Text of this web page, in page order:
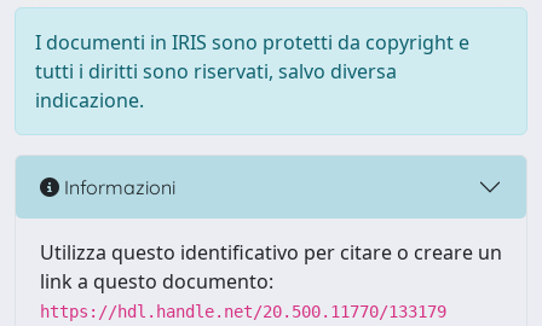
I documenti in IRIS sono protetti da copyright e
tutti i diritti sono riservati, salvo diversa
indicazione.
Informazioni
Utilizza questo identificativo per citare o creare un
link a questo documento:
https://hdl.handle.net/20.500.11770/133179